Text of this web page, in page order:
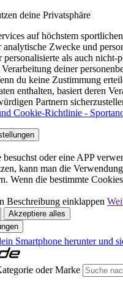
deine Privatsphäre
auf höchstem
Zwecke und
als auch nicht-
deiner
du keine Zustimmung
enthalten, basiert deren
Partnern
Cookie-Richtlinie -
oder eine APP
kann man die
Wenn die bestimmte
Beschreibung einklappen
Akzeptiere alles
Smartphone herunter und
oder Marke